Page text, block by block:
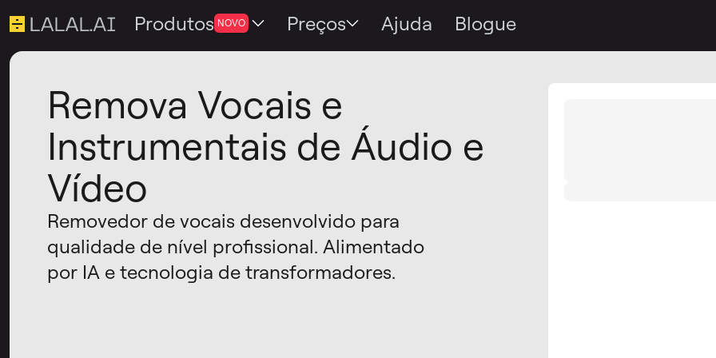
Produtos NOVO Preços Ajuda Blogue
Remova Vocais e
Instrumentais de Áudio e
Vídeo
Removedor de vocais desenvolvido para
qualidade de nível profissional. Alimentado
por IA e tecnologia de transformadores.